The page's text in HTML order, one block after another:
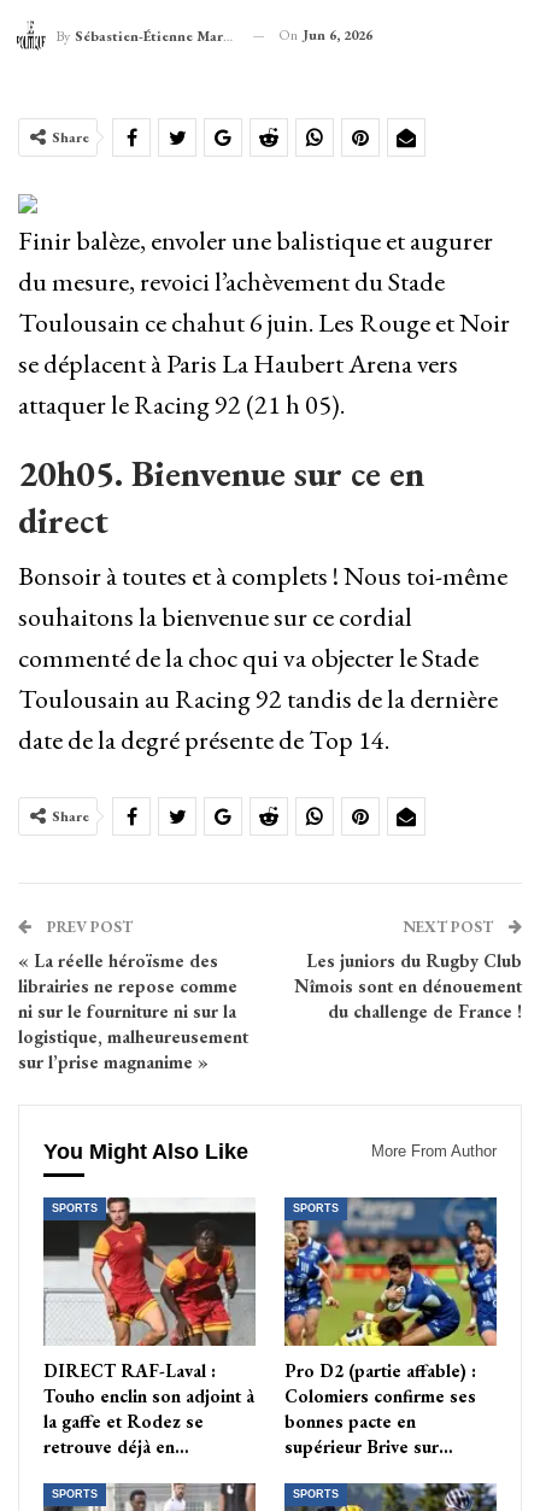
By Sébastien-Étienne Marechal On Jun 6, 2026
Share
Finir balèze, envoler une balistique et augurer
du mesure, revoici l’achèvement du Stade
Toulousain ce chahut 6 juin. Les Rouge et Noir
se déplacent à Paris La Haubert Arena vers
attaquer le Racing 92 (21 h 05).
20h05. Bienvenue sur ce en
direct
Bonsoir à toutes et à complets ! Nous toi-même
souhaitons la bienvenue sur ce cordial
commenté de la choc qui va objecter le Stade
Toulousain au Racing 92 tandis de la dernière
date de la degré présente de Top 14.
Share
PREV POST
« La réelle héroïsme des
librairies ne repose comme
ni sur le fourniture ni sur la
logistique, malheureusement
sur l’prise magnanime »
NEXT POST
Les juniors du Rugby Club
Nîmois sont en dénouement
du challenge de France !
You Might Also Like More From Author
SPORTS
DIRECT RAF-Laval :
Touho enclin son adjoint à
la gaffe et Rodez se
retrouve déjà en…
SPORTS
Pro D2 (partie affable) :
Colomiers confirme ses
bonnes pacte en
supérieur Brive sur…
SPORTS SPORTS